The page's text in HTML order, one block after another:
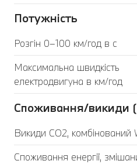
Потужність
Розгін 0–100 км/год в с
Максимальна швидкість
електродвигуна в км/год
Споживання/викиди
Викиди CO2, комбінований
Споживання енергії,